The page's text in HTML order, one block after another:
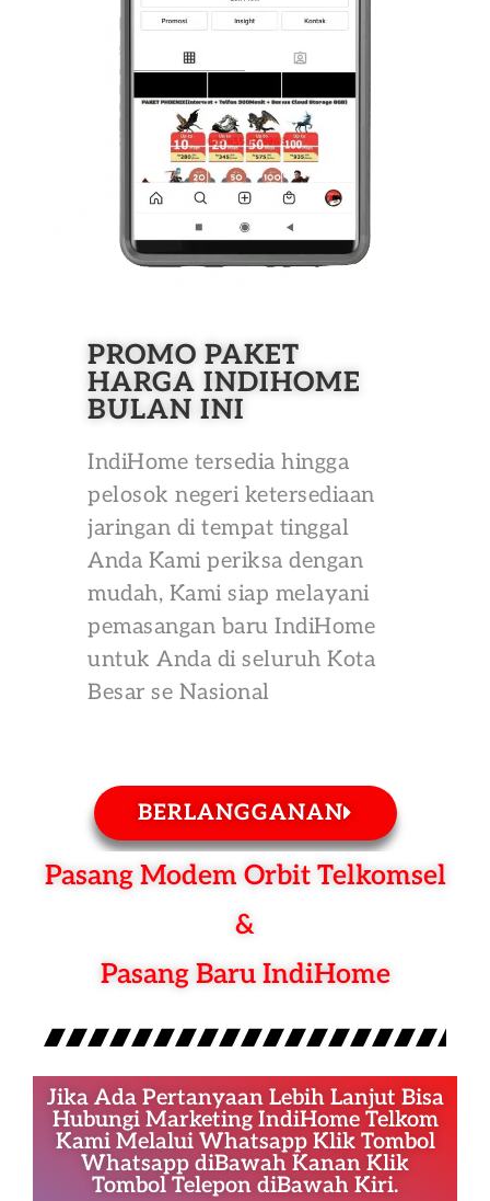
PROMO PAKET
HARGA INDIHOME
BULAN INI
IndiHome tersedia hingga
pelosok negeri ketersediaan
jaringan di tempat tinggal
Anda Kami periksa dengan
mudah, Kami siap melayani
pemasangan baru IndiHome
untuk Anda di seluruh Kota
Besar se Nasional
BERLANGGANAN
Pasang Modem Orbit Telkomsel
&
Pasang Baru IndiHome
Jika Ada Pertanyaan Lebih Lanjut Bisa
Hubungi Marketing IndiHome Telkom
Kami Melalui Whatsapp Klik Tombol
Whatsapp diBawah Kanan Klik
Tombol Telepon diBawah Kiri.